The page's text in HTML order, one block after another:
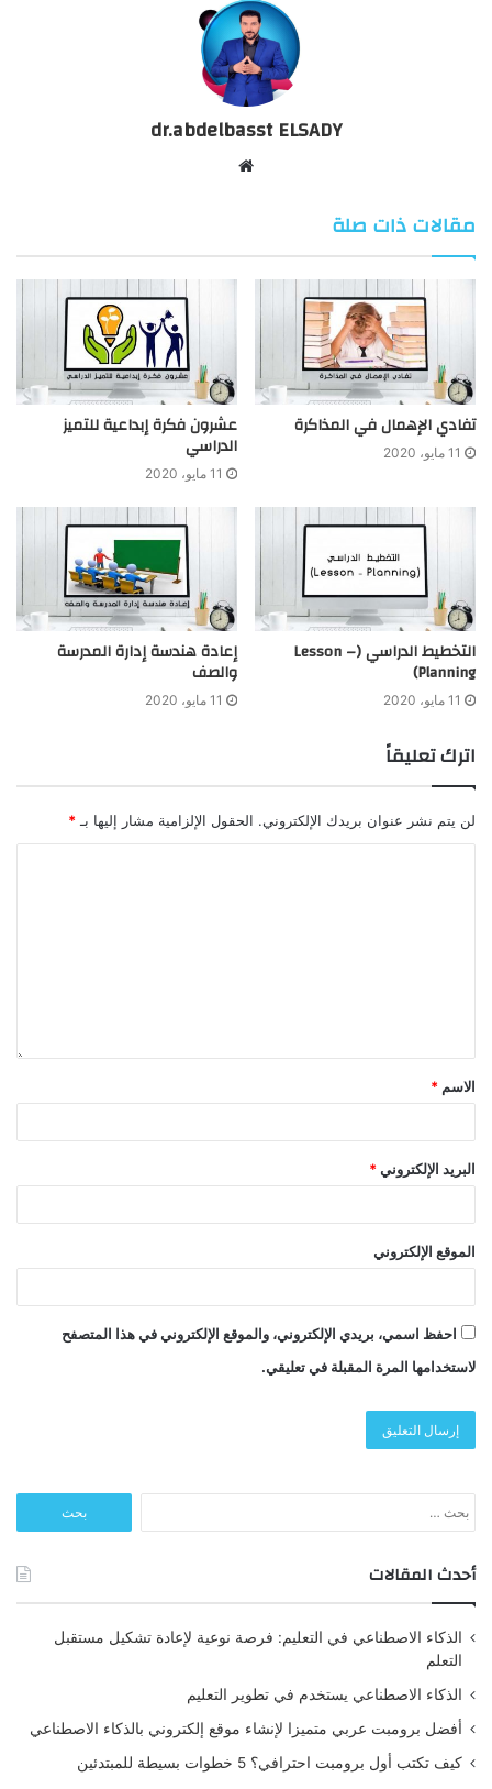
dr.abdelbasst ELSADY
مقالات ذات صلة
تفادي الإهمال في المذاكرة
11 مايو، 2020
عشرون فكرة إبداعية للتميز
الدراسي
11 مايو، 2020
التخطيط الدراسي (Lesson –
Planning)
11 مايو، 2020
إعادة هندسة إدارة المدرسة
والصف
11 مايو، 2020
اترك تعليقاً
لن يتم نشر عنوان بريدك الإلكتروني. الحقول الإلزامية مشار إليها بـ *
الاسم *
البريد الإلكتروني *
الموقع الإلكتروني
احفظ اسمي، بريدي الإلكتروني، والموقع الإلكتروني في هذا المتصفح
لاستخدامها المرة المقبلة في تعليقي.
عن:
أحدث المقالات
الذكاء الاصطناعي في التعليم: فرصة نوعية لإعادة تشكيل مستقبل
التعلم
الذكاء الاصطناعي يستخدم في تطوير التعليم
أفضل برومبت عربي متميزا لإنشاء موقع إلكتروني بالذكاء الاصطناعي
كيف تكتب أول برومبت احترافي؟ 5 خطوات بسيطة للمبتدئين